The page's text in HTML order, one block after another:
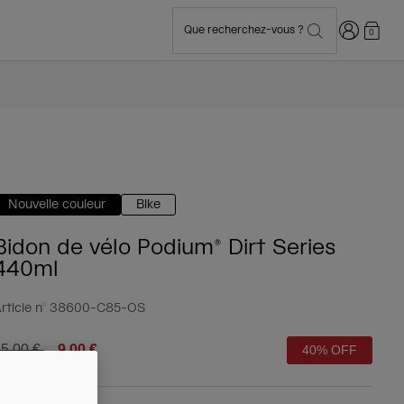
Que recherchez-vous ? Connexion
0
Nouvelle couleur Bike
de vélo Podium® Dirt Series
n° 38600-C85-OS
reduced from
€to9,00 € 40% OFF